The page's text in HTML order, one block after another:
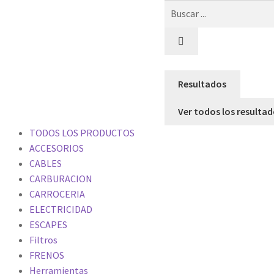
Resultados
Ver todos los
TODOS LOS PRODUCTOS
ACCESORIOS
CABLES
CARBURACION
CARROCERIA
ELECTRICIDAD
ESCAPES
Filtros
FRENOS
Herramientas